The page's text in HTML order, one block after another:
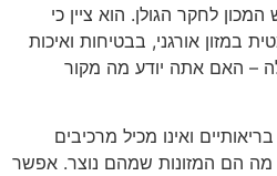
המכון לחקר הגולן. הוא ציין כי
במזון אורגני, בבטיחות ואיכות
– האם אתה יודע מה מקור
ואינו מכיל מרכיבים
מה הם המזונות שמהם נוצר. אפשר